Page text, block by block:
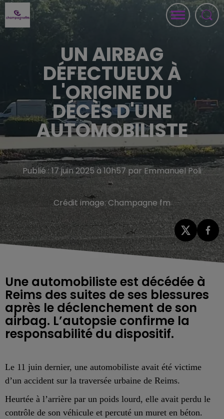
UN AIRBAG
DÉFECTUEUX À
L'ORIGINE DU
DÉCÈS D'UNE
AUTOMOBILISTE
Publié : 17 juin 2025 à 10h57 par Emmanuel Poli
Crédit image:Champagne fm
Une automobiliste est décédée à
Reims des suites de ses blessures
après le déclenchement de son
airbag. L’autopsie confirme la
responsabilité du dispositif.
Le 11 juin dernier, une automobiliste avait été victime
d’un accident sur la traversée urbaine de Reims.
Heurtée à l’arrière par un poids lourd, elle avait perdu le
contrôle de son véhicule et percuté un muret en béton.